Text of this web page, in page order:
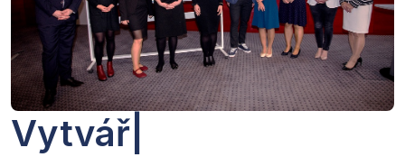
Vytváříme HR.